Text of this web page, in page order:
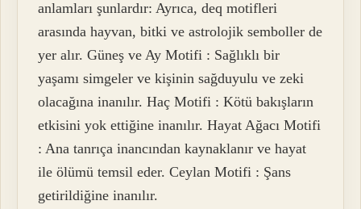
anlamları şunlardır: Ayrıca, deq motifleri
arasında hayvan, bitki ve astrolojik semboller de
yer alır. Güneş ve Ay Motifi : Sağlıklı bir
yaşamı simgeler ve kişinin sağduyulu ve zeki
olacağına inanılır. Haç Motifi : Kötü bakışların
etkisini yok ettiğine inanılır. Hayat Ağacı Motifi
: Ana tanrıça inancından kaynaklanır ve hayat
ile ölümü temsil eder. Ceylan Motifi : Şans
getirildiğine inanılır.